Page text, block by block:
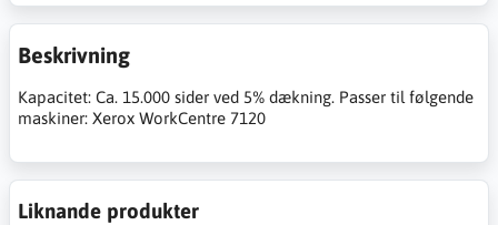
Beskrivning
Kapacitet: Ca. 15.000 sider ved 5% dækning. Passer til følgende
maskiner: Xerox WorkCentre 7120
Liknande produkter